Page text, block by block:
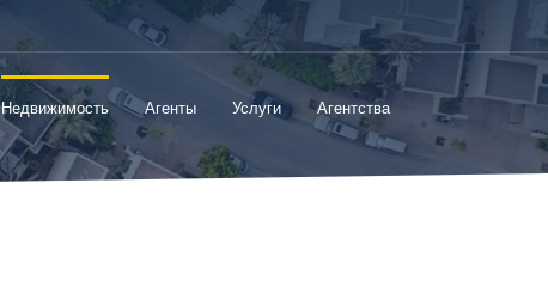
Недвижимость Агенты Услуги Агентства